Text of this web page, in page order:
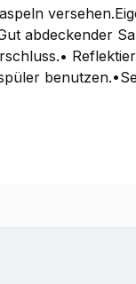
abdeckender